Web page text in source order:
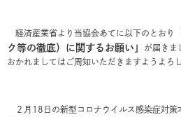
経済産業省より当協会あてに以下のとおり
ク等の徹底）に関するお願い」
が届きま
おかれましてはご周知いただきますようよろ
２月18日の新型コロナウイルス感染症対策